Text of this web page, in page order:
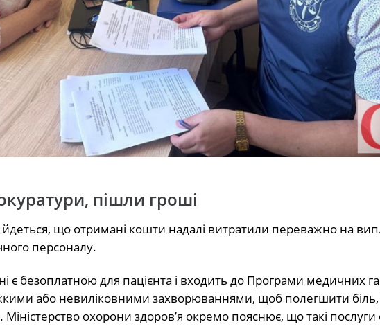
пішли гроші
що отримані кошти надалі витратили переважно на
персоналу.
є безоплатною для пацієнта і входить до Програми медичних
або невиліковними захворюваннями, щоб полегшити біль,
охорони здоров’я окремо пояснює, що такі